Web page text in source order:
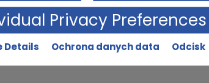
Privacy Preferences
Details Ochrona danych data Odcisk